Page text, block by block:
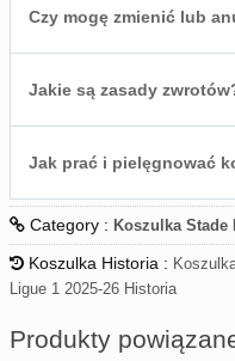
Czy mogę zmienić lub
Jakie są zasady
Jak prać i pielęgnować
Category : Koszulka Stade
Koszulka Historia :
Ligue 1 2025-26 Historia
Produkty